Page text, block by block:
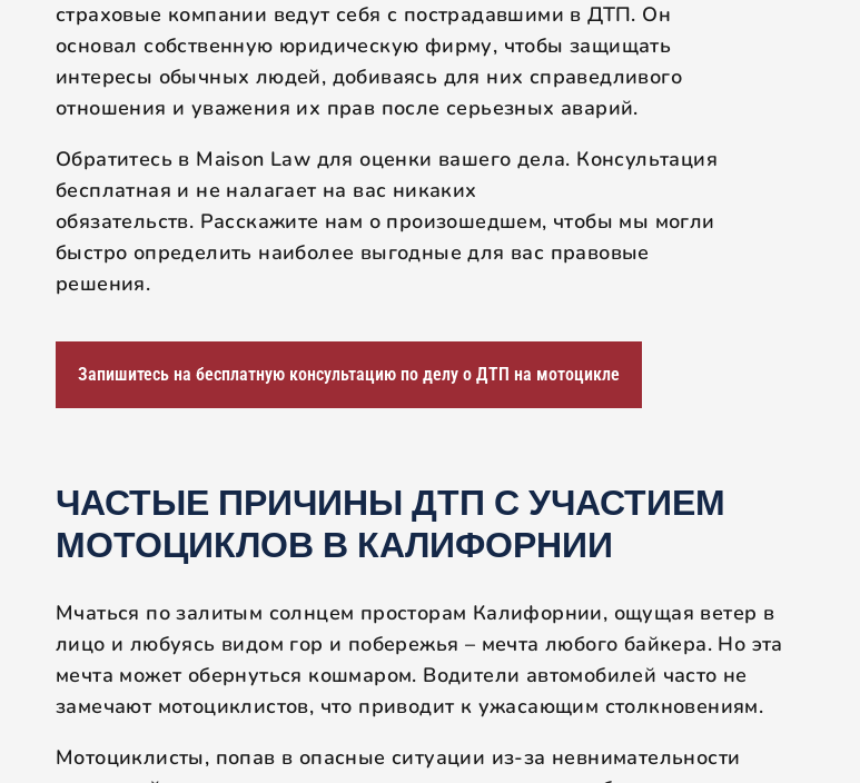
страховые компании ведут себя с пострадавшими в ДТП. Он
основал собственную юридическую фирму, чтобы защищать
интересы обычных людей, добиваясь для них справедливого
отношения и уважения их прав после серьезных аварий.
Обратитесь в Maison Law для оценки вашего дела. Консультация
бесплатная и не налагает на вас никаких
обязательств. Расскажите нам о произошедшем, чтобы мы могли
быстро определить наиболее выгодные для вас правовые
решения.
Запишитесь на бесплатную консультацию по делу о ДТП на мотоцикле
ЧАСТЫЕ ПРИЧИНЫ ДТП С УЧАСТИЕМ
МОТОЦИКЛОВ В КАЛИФОРНИИ
Мчаться по залитым солнцем просторам Калифорнии, ощущая ветер в
лицо и любуясь видом гор и побережья – мечта любого байкера. Но эта
мечта может обернуться кошмаром. Водители автомобилей часто не
замечают мотоциклистов, что приводит к ужасающим столкновениям.
Мотоциклисты, попав в опасные ситуации из-за невнимательности